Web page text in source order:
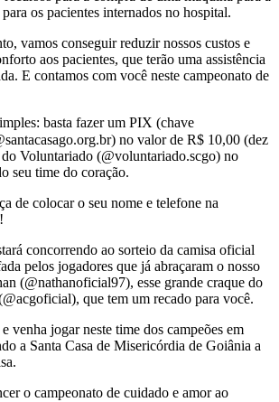
os pacientes internados no hospital.
vamos conseguir reduzir nossos custos e
aos pacientes, que terão uma assistência
E contamos com você neste campeonato de
basta fazer um PIX (chave
no valor de R$ 10,00 (dez
Voluntariado (@voluntariado.scgo) no
seu time do coração.
de colocar o seu nome e telefone na
concorrendo ao sorteio da camisa oficial
pelos jogadores que já abraçaram o nosso
(@nathanoficial97), esse grande craque do
que tem um recado para você.
venha jogar neste time dos campeões em
a Santa Casa de Misericórdia de Goiânia a
o campeonato de cuidado e amor ao